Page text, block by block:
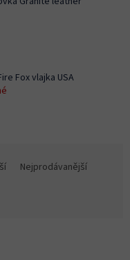
Fox vlajka USA
Nejprodávanější